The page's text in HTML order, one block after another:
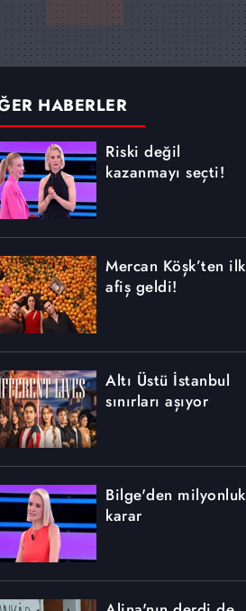
HABERLER
Riski değil
kazanmayı seçti!
Mercan Köşk’ten ilk
afiş geldi!
Altı Üstü İstanbul
sınırları aşıyor
Bilge'den milyonluk
karar